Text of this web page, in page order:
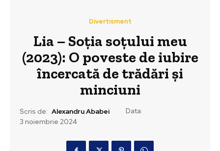
Divertisment
Lia – Soția soțului meu
(2023): O poveste de iubire
încercată de trădări și
minciuni
Scris de: Alexandru Ababei
Data:
3 noiembrie 2024